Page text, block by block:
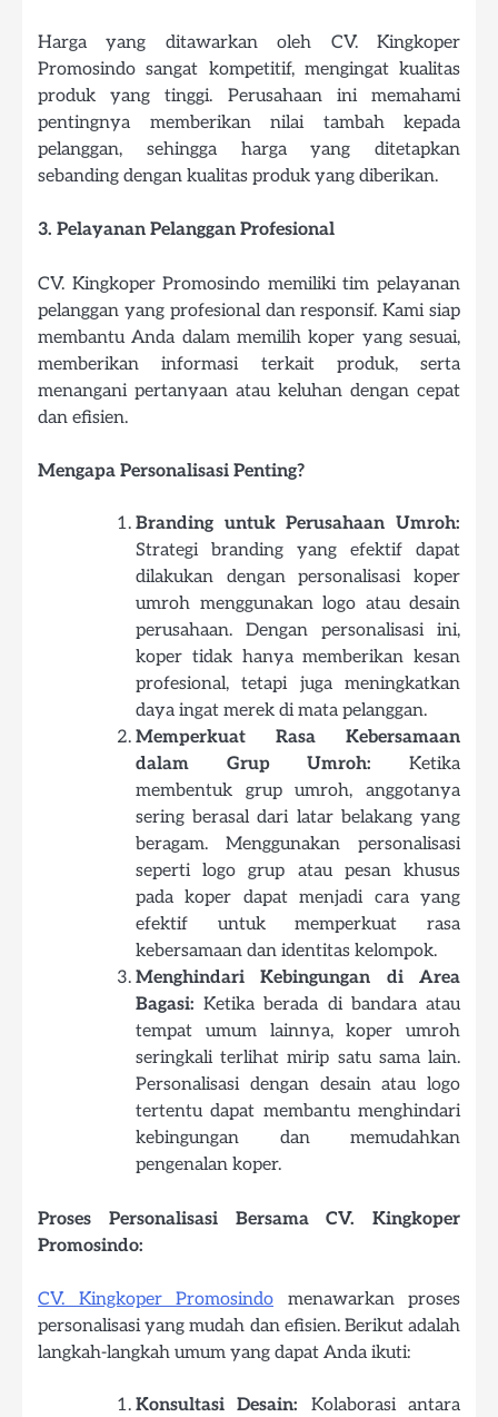
Harga yang ditawarkan oleh CV. Kingkoper
Promosindo sangat kompetitif, mengingat kualitas
produk yang tinggi. Perusahaan ini memahami
pentingnya memberikan nilai tambah kepada
pelanggan, sehingga harga yang ditetapkan
sebanding dengan kualitas produk yang diberikan.
3. Pelayanan Pelanggan Profesional
CV. Kingkoper Promosindo memiliki tim pelayanan
pelanggan yang profesional dan responsif. Kami siap
membantu Anda dalam memilih koper yang sesuai,
memberikan informasi terkait produk, serta
menangani pertanyaan atau keluhan dengan cepat
dan efisien.
Mengapa Personalisasi Penting?
Branding untuk Perusahaan Umroh:
Strategi branding yang efektif dapat
dilakukan dengan personalisasi koper
umroh menggunakan logo atau desain
perusahaan. Dengan personalisasi ini,
koper tidak hanya memberikan kesan
profesional, tetapi juga meningkatkan
daya ingat merek di mata pelanggan.
Memperkuat Rasa Kebersamaan
dalam Grup Umroh: Ketika
membentuk grup umroh, anggotanya
sering berasal dari latar belakang yang
beragam. Menggunakan personalisasi
seperti logo grup atau pesan khusus
pada koper dapat menjadi cara yang
efektif untuk memperkuat rasa
kebersamaan dan identitas kelompok.
Menghindari Kebingungan di Area
Bagasi: Ketika berada di bandara atau
tempat umum lainnya, koper umroh
seringkali terlihat mirip satu sama lain.
Personalisasi dengan desain atau logo
tertentu dapat membantu menghindari
kebingungan dan memudahkan
pengenalan koper.
Proses Personalisasi Bersama CV. Kingkoper
Promosindo:
CV. Kingkoper Promosindo menawarkan proses
personalisasi yang mudah dan efisien. Berikut adalah
langkah-langkah umum yang dapat Anda ikuti:
Konsultasi Desain: Kolaborasi antara